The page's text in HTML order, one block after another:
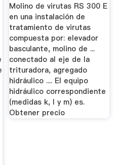
Molino de virutas RS 300 E
en una instalación de
tratamiento de virutas
compuesta por: elevador
basculante, molino de ...
conectado al eje de la
trituradora, agregado
hidráulico .... El equipo
hidráulico correspondiente
(medidas k, l y m) es.
Obtener precio